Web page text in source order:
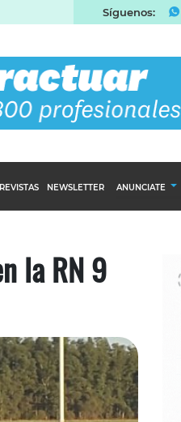
Síguenos:
NEWSLETTER ANUNCIATE
Branded
Publicidad
la RN 9